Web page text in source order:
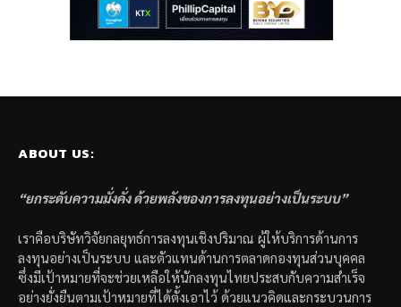
ABOUT US:
“ยกระดับความมั่งคั่ง ด้วยพลังของการลงทุนอย่างเป็นระบบ”
เราคือบริษัทวิจัยกลยุทธ์การลงทุนเชิงปริมาณ ผู้ให้บริการด้านการ
ลงทุนอย่างเป็นระบบ และตัวแทนด้านการตลาดกองทุนส่วนบุคคล
ซึ่งมีเป้าหมายที่จะช่วยเหลือให้นักลงทุนไทยประสบกับความสำเร็จ
อย่างยั่งยืนตามเป้าหมายที่ได้ตั้งเอาไว้ ด้วยแนวคิดและกระบวนการ